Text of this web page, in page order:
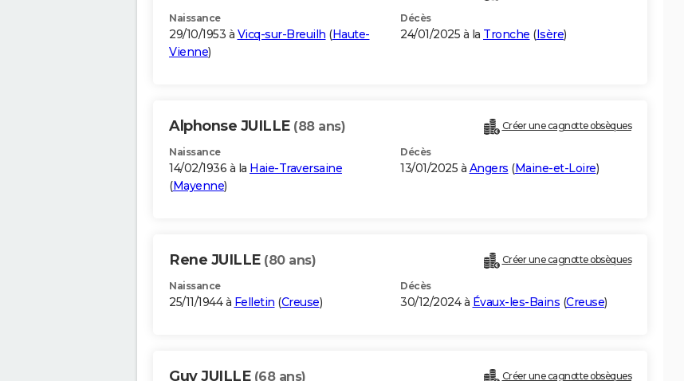
Naissance
29/10/1953 à Vicq-sur-Breuilh (Haute-
Vienne)
Décès
24/01/2025 à la Tronche (Isère)
Alphonse JUILLE (88 ans) Créer une cagnotte obsèques
Naissance
14/02/1936 à la Haie-Traversaine
(Mayenne)
Décès
13/01/2025 à Angers (Maine-et-Loire)
Rene JUILLE (80 ans) Créer une cagnotte obsèques
Naissance
25/11/1944 à Felletin (Creuse)
Décès
30/12/2024 à Évaux-les-Bains (Creuse)
Guy JUILLE (68 ans) Créer une cagnotte obsèques